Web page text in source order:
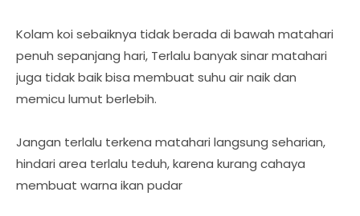
Kolam koi sebaiknya tidak berada di bawah matahari
penuh sepanjang hari, Terlalu banyak sinar matahari
juga tidak baik bisa membuat suhu air naik dan
memicu lumut berlebih.
Jangan terlalu terkena matahari langsung seharian,
hindari area terlalu teduh, karena kurang cahaya
membuat warna ikan pudar